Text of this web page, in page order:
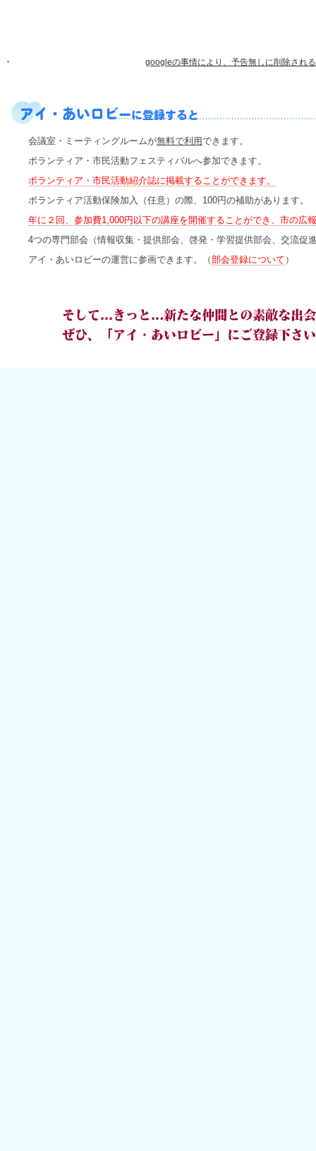
googleの事情により、予告無しに削除され
会議室・ミーティングルームが無料で利用できます。
ボランティア・市民活動フェスティバルへ参加できます。
ボランティア・市民活動紹介誌に掲載することができます。
ボランティア活動保険加入（任意）の際、100円の補助があります。
年に２回、参加費1,000円以下の講座を開催することができ、市の広
4つの専門部会（情報収集・提供部会、啓発・学習提供部会、交流促
アイ・あいロビーの運営に参画できます。（部会登録について ）